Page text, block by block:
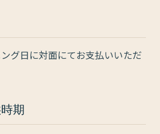
グ日に対面にてお支払いいただ
期